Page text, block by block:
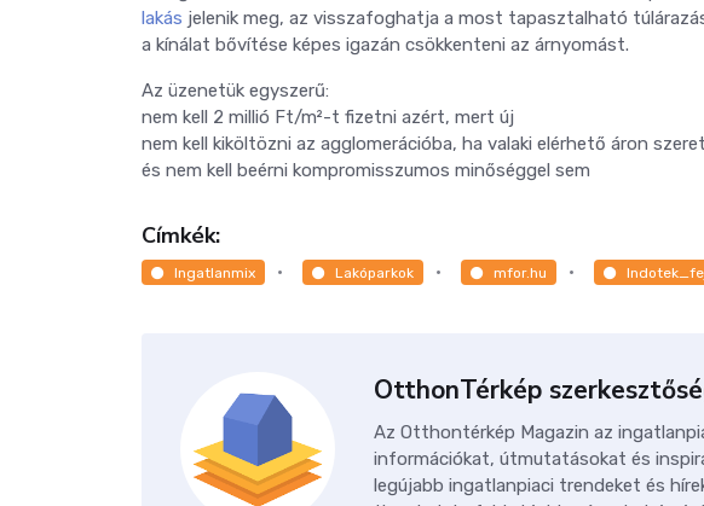
lakás jelenik meg, az visszafoghatja a most tapasztalható
a kínálat bővítése képes igazán csökkenteni az árnyomást.
Az üzenetük egyszerű:
nem kell 2 millió Ft/m²-t fizetni azért, mert új
nem kell kiköltözni az agglomerációba, ha valaki elérhető áron
és nem kell beérni kompromisszumos minőséggel sem
Címkék:
Ingatlanmix Lakóparkok mfor.hu
OtthonTérkép
Az Otthontérkép Magazin az
információkat, útmutatásokat és
legújabb ingatlanpiaci trendeket és